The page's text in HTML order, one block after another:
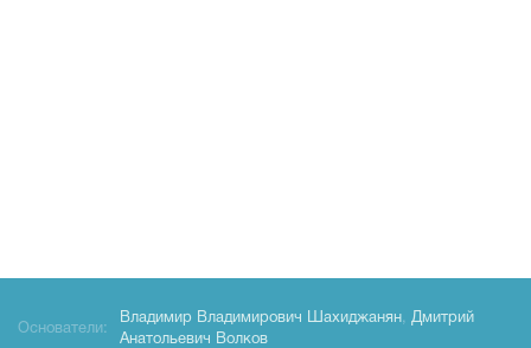
Основатели:
Владимир Владимирович Шахиджанян, Дмитрий
Анатольевич Волков